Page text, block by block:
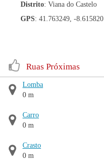
Distrito: Viana do Castelo
GPS: 41.763249, -8.615820
Ruas Próximas
Lomba
0 m
Carro
0 m
Crasto
0 m